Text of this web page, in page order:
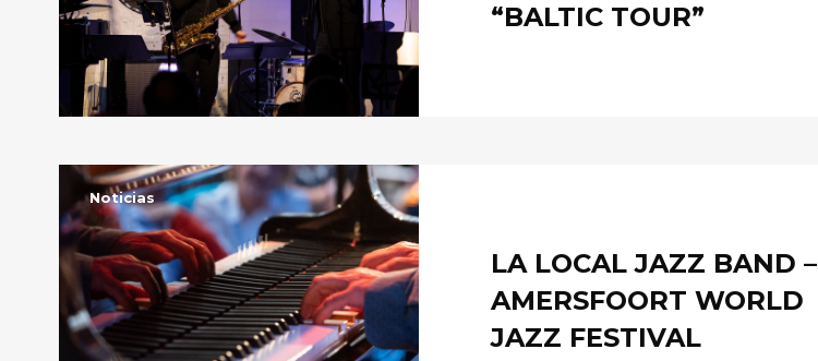
“BALTIC TOUR”
Noticias
LA LOCAL JAZZ BAND –
AMERSFOORT WORLD
JAZZ FESTIVAL